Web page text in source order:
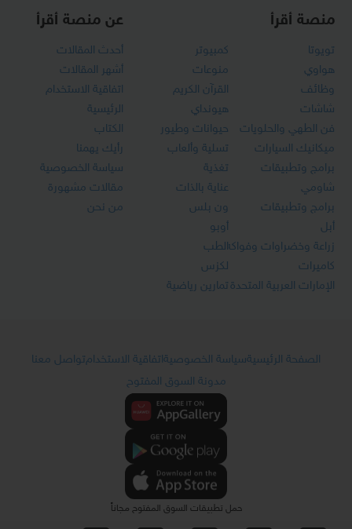
منصة أقرأ
تويوتا
كمبيوتر
هواوي
منوعات
وظائف
القرآن الكريم
شاشات
هيونداي
فن الطهي والحلويات
حيوانات وطيور
ميكانيك السيارات
تسلية وألعاب
برامج وتطبيقات
تغذية
شاومي
عناية بالذات
برامج وتطبيقات
ون بلس
أبل
أوبو
زراعة وخضراوات وفواكهالطب
كاميرات
لكزس
الإمارات العربية المتحدةتمارين رياضية
عن منصة أقرأ
أحدث المقالات
أشهر المقالات
اتفاقية الاستخدام
الرئيسية
الكتاب
رأيك يهمنا
سياسة الخصوصية
مقالات مشهورة
من نحن
الصفحة الرئيسيةسياسة الخصوصيةاتفاقية الاستخدامتواصل معنا
مدونة السوق المفتوح
حمل تطبيقات السوق المفتوح مجاناً